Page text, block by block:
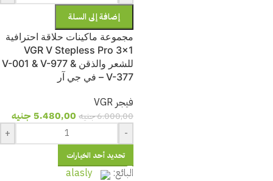
إضافة إلى السلة
مجموعة ماكينات حلاقة احترافية
VGR V Stepless Pro 3×1
للشعر والذقن V-001 & V-977 &
V-377 – في جي آر
فيجر VGR
6.000,00جنيه 5.480,00 جنيه
-
+
تحديد أحد الخيارات
البائع: alasly